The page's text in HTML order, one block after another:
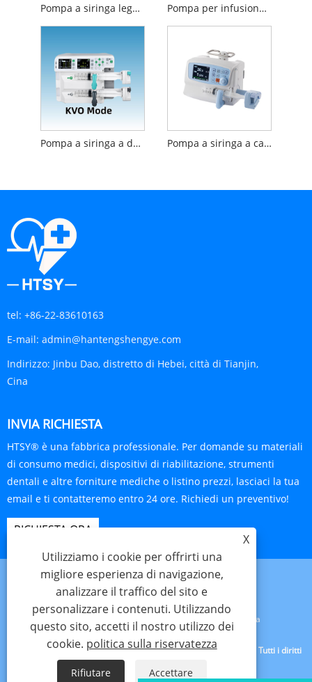
Pompa a siringa leggera Pompa per infusione ambulatoriale
Pompa a siringa a doppio canale Pompa a siringa a canale singolo
tel: +86-22-83610163
E-mail: admin@hantengshengye.com
Indirizzo: Jinbu Dao, distretto di Hebei, città di Tianjin,
Cina
INVIA RICHIESTA
HTSY® è una fabbrica professionale. Per domande su materiali
di consumo medici, dispositivi di riabilitazione, strumenti
dentali e altre forniture mediche o listino prezzi, lasciaci la tua
email e ti contatteremo entro 24 ore. Richiedi un preventivo!
RICHIESTA ORA
politica sulla riservatezza
Copyright © 2025 Tianjin Hanteng Shengye Technology Co., Ltd. Tutti i diritti
riservati.
X
Utilizziamo i cookie per offrirti una
migliore esperienza di navigazione,
analizzare il traffico del sito e
personalizzare i contenuti. Utilizzando
questo sito, accetti il ​​nostro utilizzo dei
cookie. politica sulla riservatezza
Rifiutare Accettare